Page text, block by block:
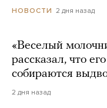
НОВОСТИ 2 дня назад
«Веселый
рассказал, что
собираются
2 дня назад